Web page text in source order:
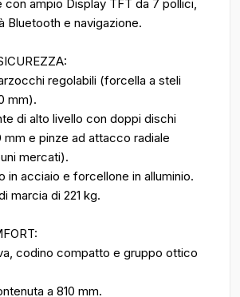
con ampio Display TFT da 7 pollici,
Bluetooth e navigazione.
regolabili (forcella a steli
mm).
di alto livello con doppi dischi
mm e pinze ad attacco radiale
mercati).
in acciaio e forcellone in alluminio.
marcia di 221 kg.
codino compatto e gruppo ottico
a 810 mm.